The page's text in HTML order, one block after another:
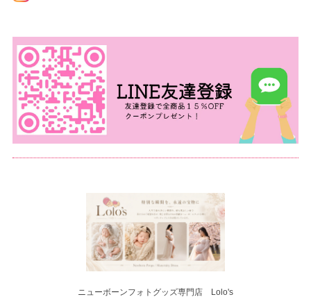
ニューボーンフォトグッズ専門店 Lolo's